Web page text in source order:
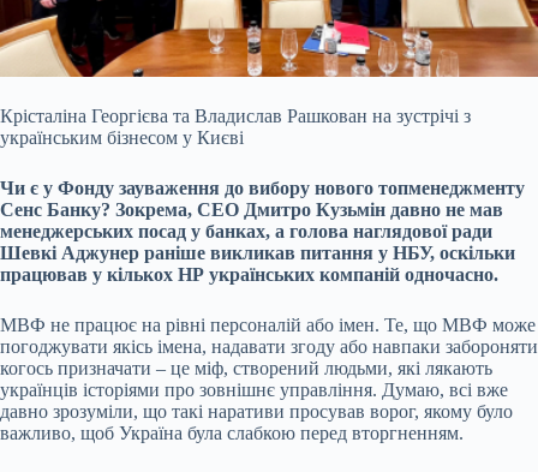
Крісталіна Георгієва та Владислав Рашкован на зустрічі з
українським бізнесом у Києві
Чи є у Фонду зауваження до вибору нового топменеджменту
Сенс Банку? Зокрема, CEO Дмитро Кузьмін давно не мав
менеджерських посад у банках, а голова наглядової ради
Шевкі Аджунер раніше викликав питання у НБУ, оскільки
працював у кількох НР українських компаній одночасно.
МВФ не працює на рівні персоналій або імен. Те, що МВФ може
погоджувати якісь імена, надавати згоду або навпаки забороняти
когось призначати – це міф, створений людьми, які лякають
українців історіями про зовнішнє управління. Думаю, всі вже
давно зрозуміли, що такі наративи просував ворог, якому було
важливо, щоб Україна була слабкою перед вторгненням.